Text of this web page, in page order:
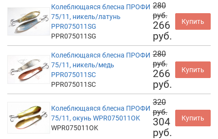
Колеблющаяся блесна ПРОФИ
75/11, никель/латунь
PPR075011SG
PPR075011SG
280
руб.
266
руб.
Купить
Колеблющаяся блесна ПРОФИ
75/11, никель/медь
PPR075011SC
PPR075011SC
280
руб.
266
руб.
Купить
Колеблющаяся блесна ПРОФИ
75/11, окунь WPR075011OK
WPR075011OK
320
руб.
304
руб.
Купить